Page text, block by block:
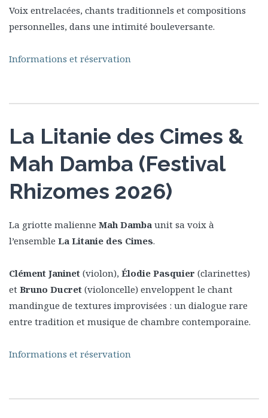
Voix entrelacées, chants traditionnels et compositions
personnelles, dans une intimité bouleversante.
Informations et réservation
La Litanie des Cimes &
Mah Damba (Festival
Rhizomes 2026)
La griotte malienne Mah Damba unit sa voix à
l’ensemble La Litanie des Cimes.
Clément Janinet (violon), Élodie Pasquier (clarinettes)
et Bruno Ducret (violoncelle) enveloppent le chant
mandingue de textures improvisées : un dialogue rare
entre tradition et musique de chambre contemporaine.
Informations et réservation